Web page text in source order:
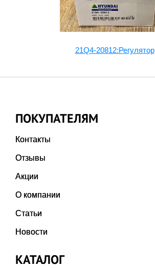
21Q4-20812:Регулятор
ПОКУПАТЕЛЯМ
Контакты
Отзывы
Акции
О компании
Статьи
Новости
КАТАЛОГ